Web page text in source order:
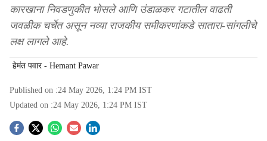
कारखाना निवडणुकीत भोसले आणि उंडाळकर गटातील वाढती
जवळीक चर्चेत असून नव्या राजकीय समीकरणांकडे सातारा-सांगलीचे
लक्ष लागले आहे.
हेमंत पवार - Hemant Pawar
Published on :24 May 2026, 1:24 PM IST
Updated on :24 May 2026, 1:24 PM IST
S